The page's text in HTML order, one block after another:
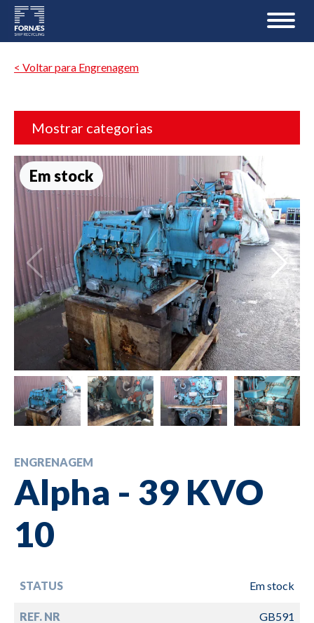
< Voltar para Engrenagem
Mostrar categorias
Em stock
ENGRENAGEM
Alpha - 39 KVO
10
STATUS Em stock
REF. NR GB591